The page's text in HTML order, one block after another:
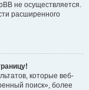
не осуществляется.
расширенного
которые веб-
поиск», более